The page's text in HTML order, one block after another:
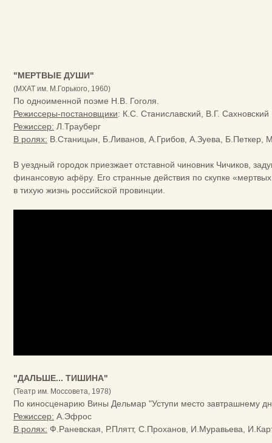
"МЕРТВЫЕ ДУШИ"
(МХАТ им. М.Горького, 1960)
По одноименной поэме Н.В. Гоголя.
Режиссеры-постановщики: К.С. Станиславский, В.Г. Сахновский
Режиссер: Л.Трауберг
В ролях: В.Станицын, Б.Ливанов, А.Грибов, А.Зуева, Б.Петкер,
В уездный городок приезжает отставной чиновник Чичиков,
финансовую афёру. Его странные действия по скупке
в тихую жизнь российской провинции.
"ДАЛЬШЕ... ТИШИНА"
(Театр им. Моссовета, 1978)
По киносценарию Вины Дельмар "Уступи место завтрашнему
Режиссер: А.Эфрос
В ролях: Ф.Раневская, Р.Плятт, С.Проханов, И.Муравьева,